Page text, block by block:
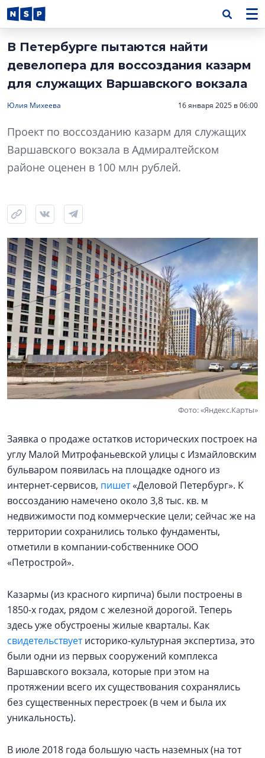
В Петербурге пытаются найти
девелопера для воссоздания казарм
для служащих Варшавского вокзала
Юлия Михеева 16 января 2025 в 06:00
Проект по воссозданию казарм для служащих
Варшавского вокзала в Адмиралтейском
районе оценен в 100 млн рублей.
Фото: «Яндекс.Карты»
Заявка о продаже остатков исторических построек на
углу Малой Митрофаньевской улицы с Измайловским
бульваром появилась на площадке одного из
интернет-сервисов, пишет«Деловой Петербург». К
воссозданию намечено около 3,8 тыс. кв. м
недвижимости под коммерческие цели; сейчас же на
территории сохранились только фундаменты,
отметили в компании-собственнике ООО
«Петрострой».
Казармы (из красного кирпича) были построены в
1850-х годах, рядом с железной дорогой. Теперь
здесь уже обустроены жилые кварталы. Как
свидетельствуетисторико-культурная экспертиза, это
были одни из первых сооружений комплекса
Варшавского вокзала, которые при этом на
протяжении всего их существования сохранялись
без существенных перестроек (в чем и была их
уникальность).
В июле 2018 года большую часть наземных (на тот